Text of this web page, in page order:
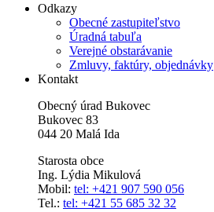
Odkazy
Obecné zastupiteľstvo
Úradná tabuľa
Verejné obstarávanie
Zmluvy, faktúry, objednávky
Kontakt
Obecný úrad Bukovec
Bukovec 83
044 20 Malá Ida
Starosta obce
Ing. Lýdia Mikulová
Mobil: tel: +421 907 590 056
Tel.: tel: +421 55 685 32 32